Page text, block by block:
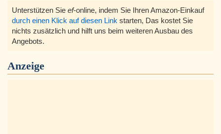
Unterstützen Sie ef-online, indem Sie Ihren Amazon-Einkauf
durch einen Klick auf diesen Link starten, Das kostet Sie
nichts zusätzlich und hilft uns beim weiteren Ausbau des
Angebots.
Anzeige